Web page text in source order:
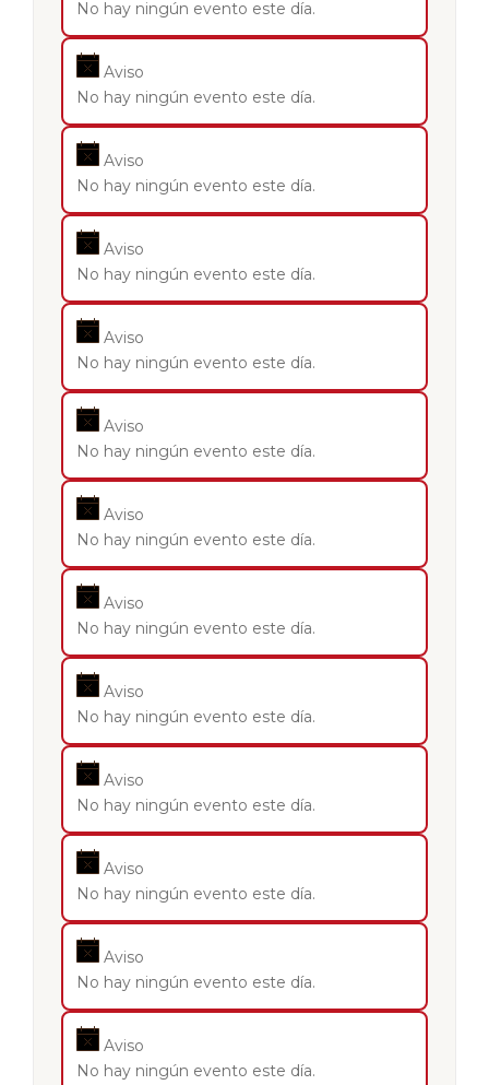
No hay ningún evento este día.
Aviso
No hay ningún evento este día.
Aviso
No hay ningún evento este día.
Aviso
No hay ningún evento este día.
Aviso
No hay ningún evento este día.
Aviso
No hay ningún evento este día.
Aviso
No hay ningún evento este día.
Aviso
No hay ningún evento este día.
Aviso
No hay ningún evento este día.
Aviso
No hay ningún evento este día.
Aviso
No hay ningún evento este día.
Aviso
No hay ningún evento este día.
Aviso
No hay ningún evento este día.